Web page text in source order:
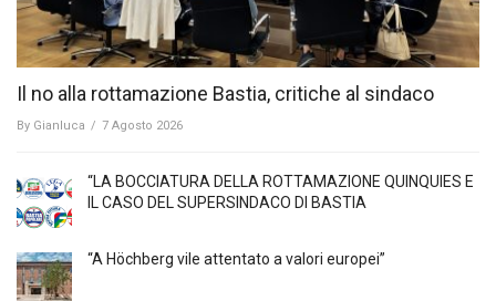
Il no alla rottamazione Bastia, critiche al sindaco
By Gianluca / 7 Agosto 2026
“LA BOCCIATURA DELLA ROTTAMAZIONE QUINQUIES E
IL CASO DEL SUPERSINDACO DI BASTIA
“A Höchberg vile attentato a valori europei”